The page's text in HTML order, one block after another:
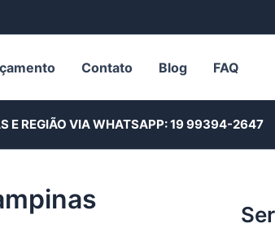
Contato Blog FAQ
E REGIÃO VIA WHATSAPP:19 99394-2647